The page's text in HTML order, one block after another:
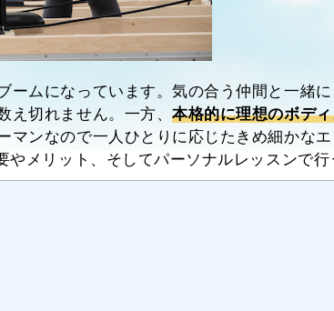
ームになっています。気の合う仲間と一緒
え切れません。一方、本格的に理想のボデ
マンなので一人ひとりに応じたきめ細かな
やメリット、そしてパーソナルレッスンで行